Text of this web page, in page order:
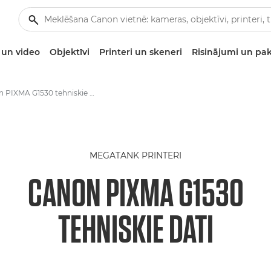
video Objektīvi Printeri un skeneri Risinājumi un
Canon PIXMA G1530 tehniskie dati
MEGATANK PRINTERI
CANON PIXMA G1530
TEHNISKIE DATI